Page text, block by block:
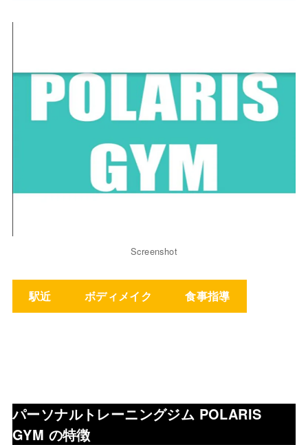
Screenshot
駅近 ボディメイク 食事指導
パーソナルトレーニングジム POLARIS
GYM の特徴